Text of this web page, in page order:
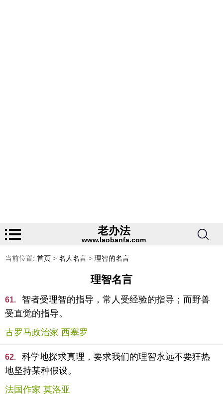
老办法
www.laobanfa.com
当前位置: 首页 > 名人名言 > 理智的名言
理智名言
61.
智者受理智的指导，常人受经验的指导；而野兽
受直觉的指导。
古罗马政治家 西塞罗
62.
科学地探求真理，要求我们的理智永远不要狂热
地坚持某种假设。
法国作家 莫洛亚